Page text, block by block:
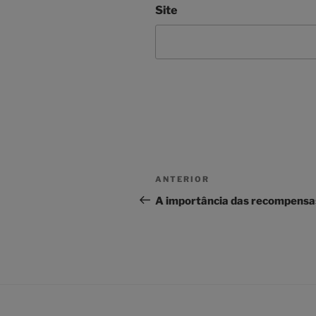
Site
Navegação
de
Conteúdo
anterior
ANTERIOR
A importância das